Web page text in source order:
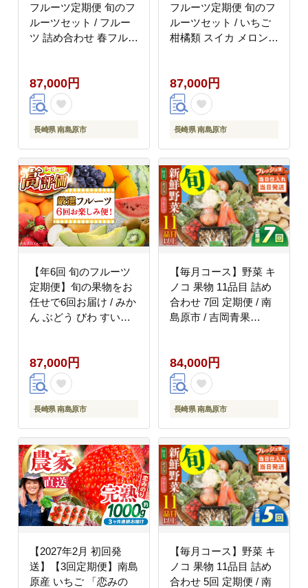
フルーツ定期便 旬のフ
ルーツセット / フルー
ツ 詰め合わせ 春フルー
市 / 長崎県農産品流通
合同会社 [SCB066]
87,000円
長崎県 南島原市
フルーツ定期便 旬のフ
ルーツセット / いちご
柑橘類 スイカ メロン
秋フルーツ 冬フルーツ
/ 南島原市 / 長崎県農産
品流通合同会社
[SCB065]
87,000円
長崎県 南島原市
【年6回 旬のフルーツ
定期便】旬の果物をお
任せで6回お届け / みか
ん ぶどう びわ すいか
フルーツ 夏フルーツ 秋
フルーツ 冬フルーツ /
南島原市 / 長崎県農産
品流通合同会社
87,000円
長崎県 南島原市
【毎月コース】野菜 キ
ノコ 果物 11品目 詰め
合わせ 7回 定期便 / 南
島原市 / 吉岡青果
84,000円
長崎県 南島原市
【2027年2月 初回発
送】【3回定期便】南島
原産 いちご 「恋みの
【毎月コース】野菜 キ
ノコ 果物 11品目 詰め
合わせ 5回 定期便 / 南